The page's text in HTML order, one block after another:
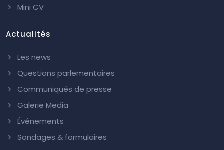
Mini CV
Actualités
Les news
Questions parlementaires
Communiqués de presse
Galerie Media
Événements
Sondages & formulaires